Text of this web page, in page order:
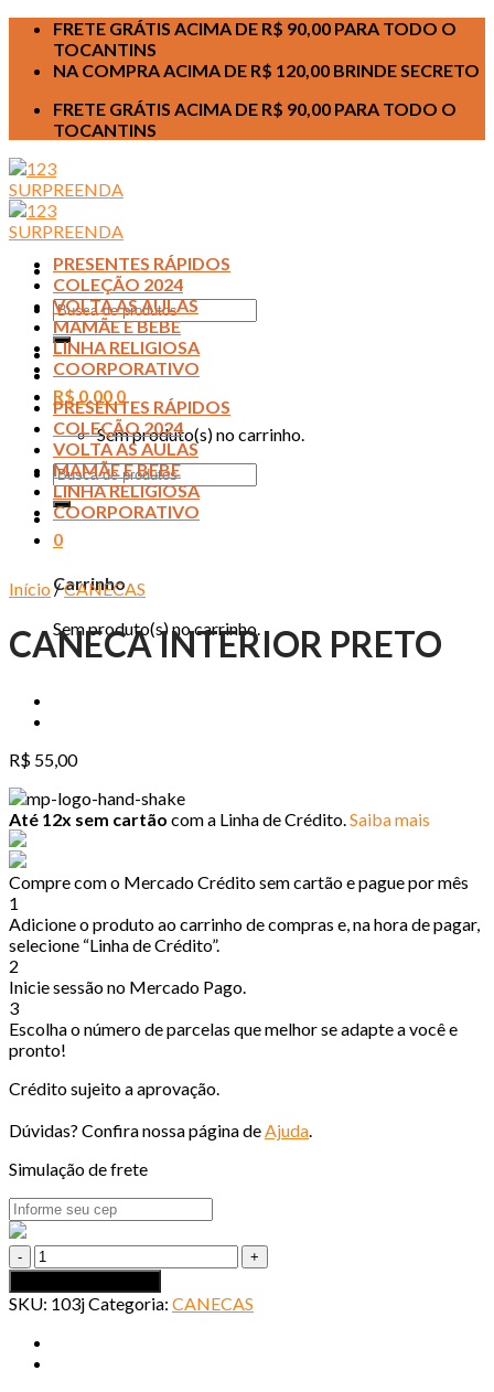
Skip
content
FRETE GRÁTIS ACIMA DE R$ 90,00 PARA TODO O
TOCANTINS
NA COMPRA ACIMA DE R$ 120,00 BRINDE SECRETO
FRETE GRÁTIS ACIMA DE R$ 90,00 PARA TODO O
TOCANTINS
Pesquisar
por:
R$ 0,00 0
Sem produto(s) no carrinho.
Pesquisar
por:
0
Carrinho
Sem produto(s) no carrinho.
PRESENTES RÁPIDOS
COLEÇÃO 2024
VOLTA AS AULAS
MAMÃE E BEBE
LINHA RELIGIOSA
COORPORATIVO
PRESENTES RÁPIDOS
COLEÇÃO 2024
VOLTA AS AULAS
MAMÃE E BEBE
LINHA RELIGIOSA
COORPORATIVO
Início /CANECAS
CANECA INTERIOR PRETO
R$ 55,00
Até 12x sem cartão com a Linha de Crédito.Saiba mais
Compre com o Mercado Crédito sem cartão e pague por mês
1
Adicione o produto ao carrinho de compras e, na hora de pagar,
selecione “Linha de Crédito”.
2
Inicie sessão no Mercado Pago.
3
Escolha o número de parcelas que melhor se adapte a você e
pronto!
Crédito sujeito a aprovação.
Dúvidas? Confira nossa página deAjuda.
Simulação de frete
CANECA
INTERIOR
PRETO
quantidade
SKU: 103jCategoria: CANECAS